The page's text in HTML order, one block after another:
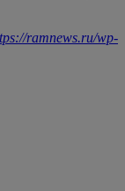
ramnews.ru/wp-